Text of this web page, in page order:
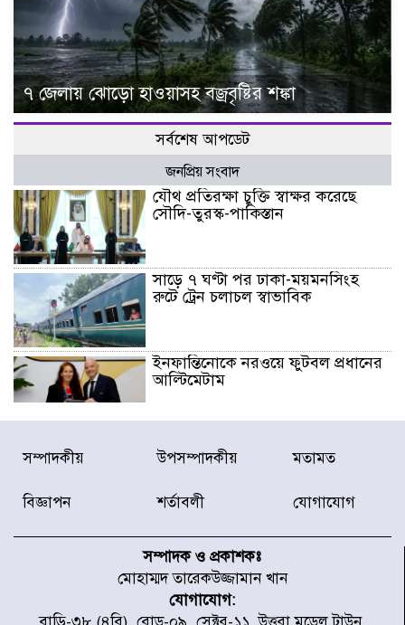
৭ জেলায় ঝোড়ো হাওয়াসহ বজ্রবৃষ্টির শঙ্কা
সর্বশেষ আপডেট
জনপ্রিয় সংবাদ
যৌথ প্রতিরক্ষা চুক্তি স্বাক্ষর করেছে
সৌদি-তুরস্ক-পাকিস্তান
সাড়ে ৭ ঘণ্টা পর ঢাকা-ময়মনসিংহ
রুটে ট্রেন চলাচল স্বাভাবিক
ইনফান্তিনোকে নরওয়ে ফুটবল প্রধানের
আল্টিমেটাম
দেশে ভারি বৃষ্টির সতর্কবার্তা, ১০
জেলায় বন্যার পূর্বাভাস
স্থাপনের উদ্যোগ চান মিয়া ব্যাপারীর
৭ জেলায় ঝোড়ো হাওয়াসহ বজ্রবৃষ্টির
সম্পাদকীয় উপসম্পাদকীয় মতামত
বিজ্ঞাপন শর্তাবলী যোগাযোগ
সম্পাদক ও প্রকাশকঃ
মোহাম্মদ তারেকউজ্জামান খান
যোগাযোগ: